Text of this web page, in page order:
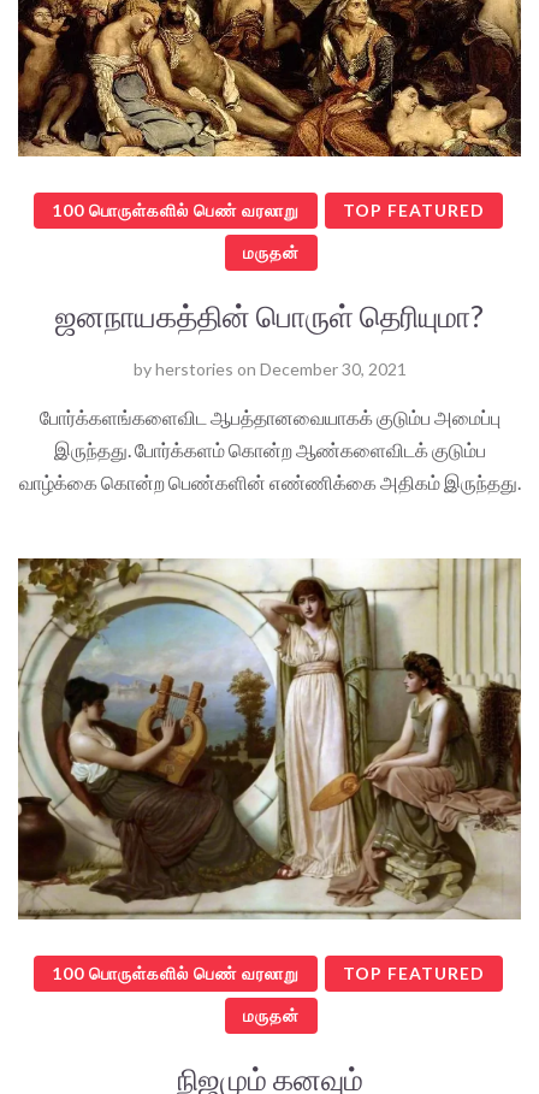
100 பொருள்களில் பெண் வரலாறு TOP FEATURED
மருதன்
ஜனநாயகத்தின் பொருள் தெரியுமா?
byherstories on December 30, 2021
போர்க்களங்களைவிட ஆபத்தானவையாகக் குடும்ப அமைப்பு
இருந்தது. போர்க்களம் கொன்ற ஆண்களைவிடக் குடும்ப
வாழ்க்கை கொன்ற பெண்களின் எண்ணிக்கை அதிகம் இருந்தது.
100 பொருள்களில் பெண் வரலாறு TOP FEATURED
மருதன்
நிஜமும் கனவும்